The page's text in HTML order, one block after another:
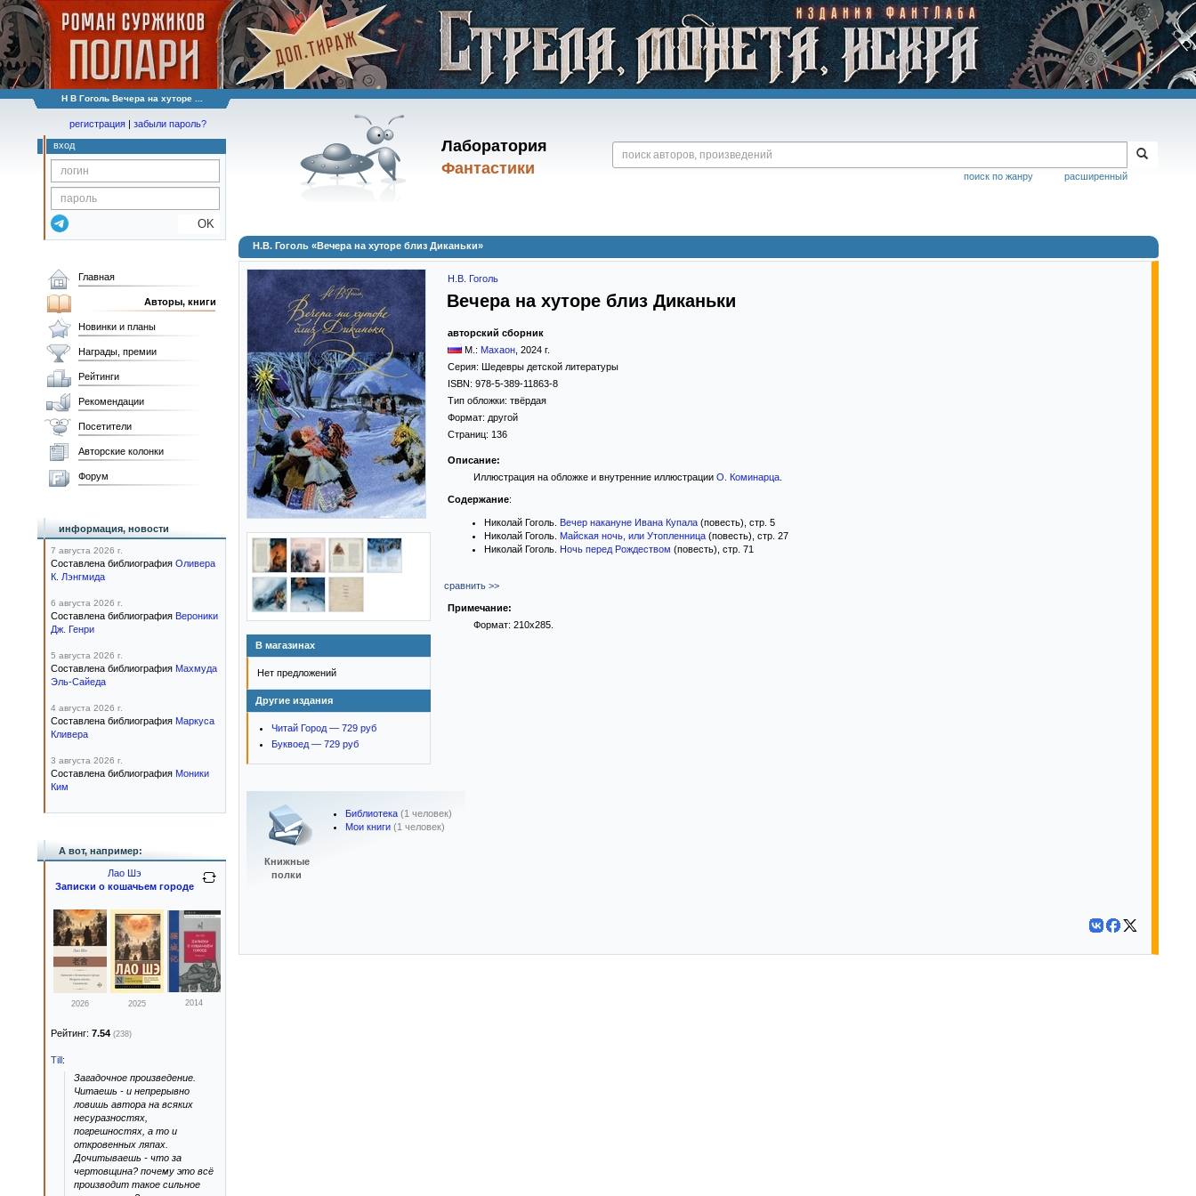
Н В Гоголь Вечера на хуторе ...
Лаборатория
Фантастики
расширенный
поиск по жанру
регистрация | забыли пароль?
вход
OK
Н.В. Гоголь «Вечера на хуторе близ Диканьки»
В магазинах
Нет предложений
Другие издания
Читай Город — 729 руб
Буквоед — 729 руб
Н.В. Гоголь
Вечера на хуторе близ Диканьки
авторский сборник
М.: Махаон 2024 г.
Серия: Шедевры детской литературы
ISBN: 978-5-389-11863-8
Тип обложки: твёрдая
Формат: другой
Страниц: 136
Описание:
Иллюстрация на обложке и внутренние иллюстрации О. Коминарца.
Содержание:
Николай Гоголь. Вечер накануне Ивана Купала (повесть), стр. 5
Николай Гоголь. Майская ночь, или Утопленница (повесть), стр. 27
Николай Гоголь. Ночь перед Рождеством (повесть), стр. 71
сравнить >>
Примечание:
Формат: 210х285.
Книжные
полки
Библиотека (1 человек)
Мои книги (1 человек)
Главная
Авторы, книги
Новинки и планы
Награды, премии
Рейтинги
Рекомендации
Посетители
Авторские колонки
Форум
информация, новости
7 августа 2026 г.
Составлена библиография Оливера
К. Лэнгмида
6 августа 2026 г.
Составлена библиография Вероники
Дж. Генри
5 августа 2026 г.
Составлена библиография Махмуда
Эль-Сайеда
4 августа 2026 г.
Составлена библиография Маркуса
Кливера
3 августа 2026 г.
Составлена библиография Моники
Ким
А вот, например:
Лао Шэ
Записки о кошачьем городе
2026 2025 2014
Рейтинг: 7.54 (238)
Till:
Загадочное произведение.
Читаешь - и непрерывно
ловишь автора на всяких
несуразностях,
погрешностях, а то и
откровенных ляпах.
Дочитываешь - что за
чертовщина? почему это всё
производит такое сильное